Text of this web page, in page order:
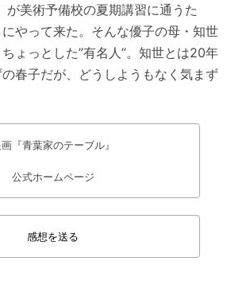
が美術予備校の夏期講習に通うた
やって来た。そんな優子の母・知世
ちょっとした”有名人”。知世とは20年
春子だが、どうしようもなく気まず
『青葉家のテーブル』
公式ホームページ
感想を送る